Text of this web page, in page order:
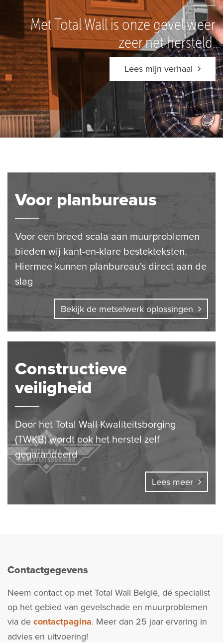
Met Total Wall is onze gevel weer
zeer net hersteld.
Lees mijn verhaal
Voor planbureaus
Voor een breed scala aan muurproblemen
bieden wij kant-en-klare bestekteksten.
Hiermee kunnen planbureau's direct aan de
slag
Bekijk de metselwerk oplossingen
Constructieve
veiligheid
Door het Total Wall Kwaliteitsborging
(TWKB) wordt ook het herstel zelf
gegarandeerd
Lees meer
Contactgegevens
Neem contact op met Total Wall België, dé specialist
op het gebied van gevelschade en muurproblemen
via de contactpagina. Meer dan 25 jaar ervaring in
advies en uitvoering!